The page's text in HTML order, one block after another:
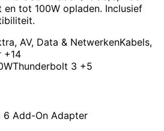
tot 100W opladen. Inclusief
AV, Data & NetwerkenKabels,
+14
Thunderbolt 3 +5
6 Add-On Adapter